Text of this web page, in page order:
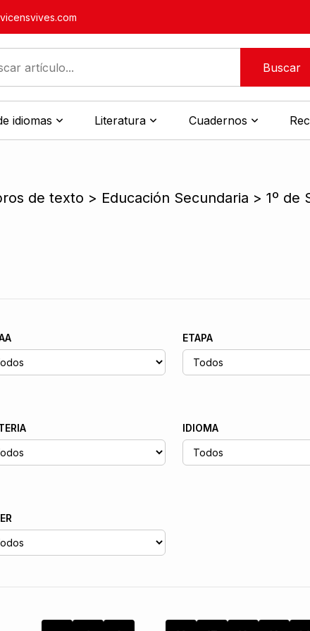
Buscar
idiomas Literatura Cuadernos
de texto > Educación Secundaria > 1º de
ETAPA
IDIOMA